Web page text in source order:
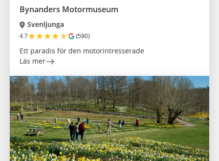
Bynanders Motormuseum
Svenljunga
4.7★★★★★ (590)
Ett paradis för den motorintresserade
Läs mer